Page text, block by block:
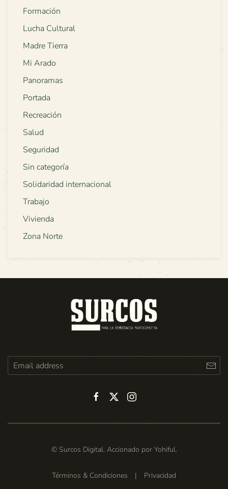
Formación
Lucha Cultural
Madre Tierra
Mi Arado
Panoramas
Portada
Recreación
Salud
Seguridad
Sin categoría
Solidaridad internacional
Trabajo
Vivienda
Zona Norte
© Surcos Digital. Accionado por Yohiful.
Términos & Condiciones | Privacidad